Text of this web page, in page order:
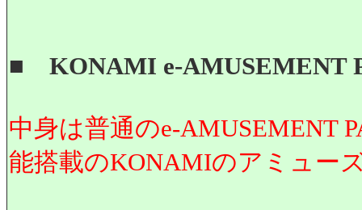
■ KONAMI e-AMUSEMENT
中身は普通のe-AMUSEMENT
能搭載のKONAMIのアミュー